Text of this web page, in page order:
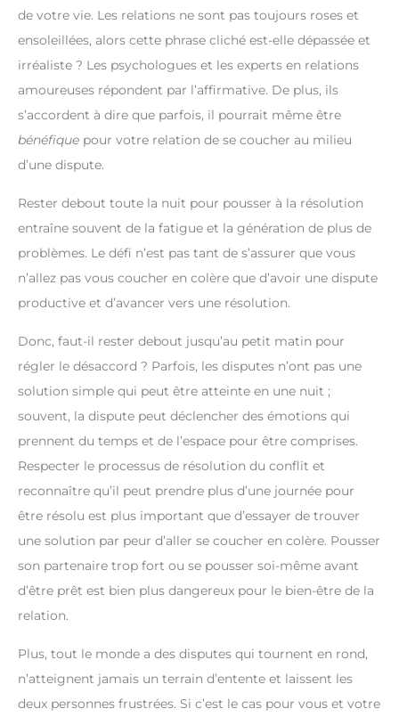
de votre vie. Les relations ne sont pas toujours roses et
ensoleillées, alors cette phrase cliché est-elle dépassée et
irréaliste ? Les psychologues et les experts en relations
amoureuses répondent par l’affirmative. De plus, ils
s’accordent à dire que parfois, il pourrait même être
bénéfique pour votre relation de se coucher au milieu
d’une dispute.
Rester debout toute la nuit pour pousser à la résolution
entraîne souvent de la fatigue et la génération de plus de
problèmes. Le défi n’est pas tant de s’assurer que vous
n’allez pas vous coucher en colère que d’avoir une dispute
productive et d’avancer vers une résolution.
Donc, faut-il rester debout jusqu’au petit matin pour
régler le désaccord ? Parfois, les disputes n’ont pas une
solution simple qui peut être atteinte en une nuit ;
souvent, la dispute peut déclencher des émotions qui
prennent du temps et de l’espace pour être comprises.
Respecter le processus de résolution du conflit et
reconnaître qu’il peut prendre plus d’une journée pour
être résolu est plus important que d’essayer de trouver
une solution par peur d’aller se coucher en colère. Pousser
son partenaire trop fort ou se pousser soi-même avant
d’être prêt est bien plus dangereux pour le bien-être de la
relation.
Plus, tout le monde a des disputes qui tournent en rond,
n’atteignent jamais un terrain d’entente et laissent les
deux personnes frustrées. Si c’est le cas pour vous et votre